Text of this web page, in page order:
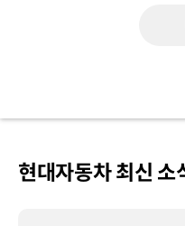
현대자동차 최신 소